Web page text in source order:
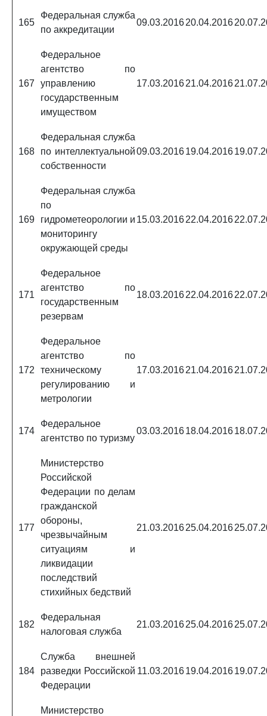
165
Федеральная служба
по аккредитации
09.03.201620.04.2016
167
Федеральное
агентство по
управлению
государственным
имуществом
17.03.201621.04.2016
168
Федеральная служба
по интеллектуальной
собственности
09.03.201619.04.2016
169
Федеральная служба
по
гидрометеорологии и
мониторингу
окружающей среды
15.03.201622.04.2016
171
Федеральное
агентство по
государственным
резервам
18.03.201622.04.2016
172
Федеральное
агентство по
техническому
регулированию и
метрологии
17.03.201621.04.2016
174
Федеральное
агентство по туризму
03.03.201618.04.2016
177
Министерство
Российской
Федерации по делам
гражданской
обороны,
чрезвычайным
ситуациям и
ликвидации
последствий
стихийных бедствий
21.03.201625.04.2016
182
Федеральная
налоговая служба
21.03.201625.04.2016
184
Служба внешней
разведки Российской
Федерации
11.03.2016 19.04.2016
Министерство